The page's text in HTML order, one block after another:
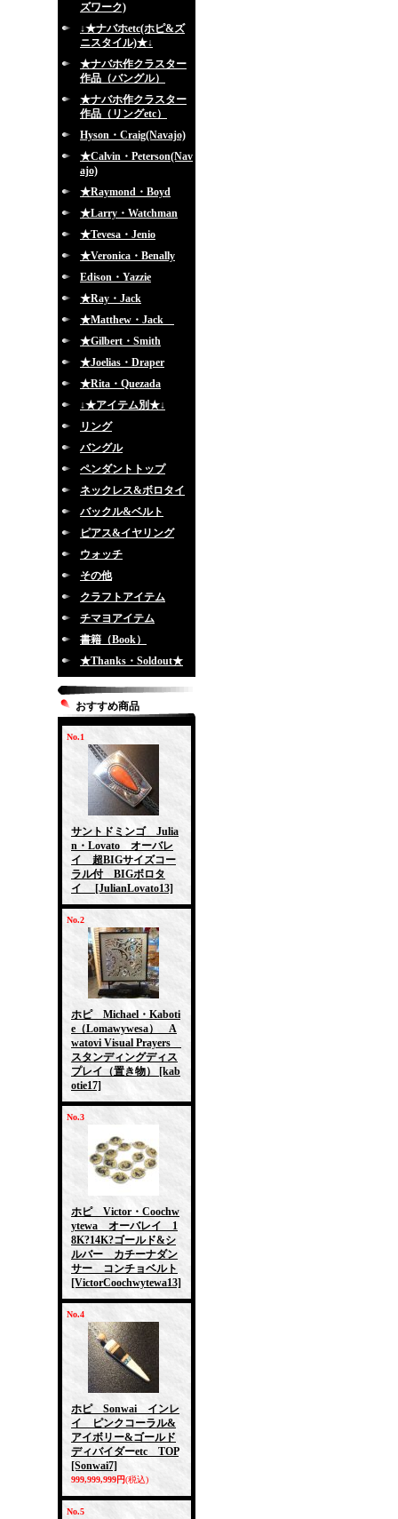
ズワーク)
↓★ナバホetc(ホピ&ズ
ニスタイル)★↓
★ナバホ作クラスター
作品（バングル）
★ナバホ作クラスター
作品（リングetc）
Hyson・Craig(Navajo)
★Calvin・Peterson(Nav
ajo)
★Raymond・Boyd
★Larry・Watchman
★Tevesa・Jenio
★Veronica・Benally
Edison・Yazzie
★Ray・Jack
★Matthew・Jack
★Gilbert・Smith
★Joelias・Draper
★Rita・Quezada
↓★アイテム別★↓
リング
バングル
ペンダントトップ
ネックレス&ボロタイ
バックル&ベルト
ピアス&イヤリング
ウォッチ
その他
クラフトアイテム
チマヨアイテム
書籍（Book）
★Thanks・Soldout★
おすすめ商品
No.1
サントドミンゴ Julia
n・Lovato オーバレ
イ 超BIGサイズコー
ラル付 BIGボロタ
イ
[JulianLovato13]
No.2
ホピ Michael・Kaboti
e（Lomawywesa） A
watovi Visual Prayers
スタンディングディス
プレイ（置き物）
[kab
otie17]
No.3
ホピ Victor・Coochw
ytewa オーバレイ 1
8K?14K?ゴールド&シ
ルバー カチーナダン
サー コンチョベルト
[VictorCoochwytewa13]
No.4
ホピ Sonwai インレ
イ ピンクコーラル&
アイボリー&ゴールド
ディバイダーetc TOP
[Sonwai7]
999,999,999円(税込)
No.5